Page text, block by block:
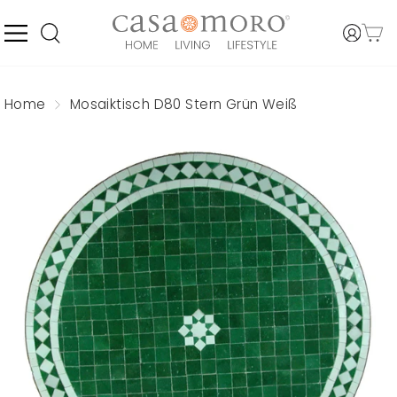
zum
InhaltSEITENNAVIGATION
Home Mosaiktisch D80 Stern Grün Weiß